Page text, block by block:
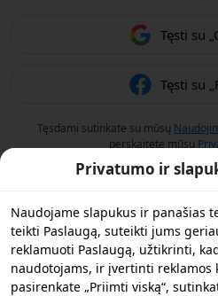
Tęsti su
Tęsti su
Tęsdami sutinkate su mūsų
perskaitėte mūsų
Privatumo ir
Naudojame slapukus ir panašias
teikti Paslaugą, suteikti jums
reklamuoti Paslaugą, užtikrinti,
naudotojams, ir įvertinti reklamos
pasirenkate „Priimti viską“,